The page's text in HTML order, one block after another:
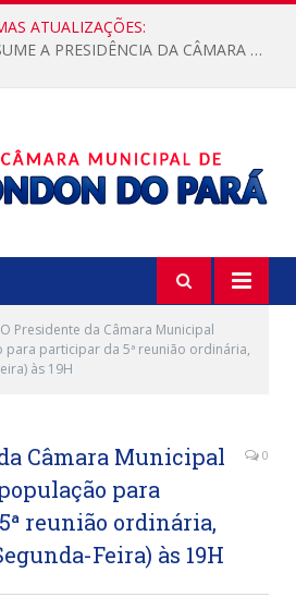
ATUALIZAÇÕES:
VEREADORA KEILA ASSUME A PRESIDÊNCIA DA CÂMARA MUNICIPAL.
O Presidente da Câmara Municipal
participar da 5ª reunião ordinária,
às 19H
Câmara Municipal
para
reunião ordinária,
Feira) às 19H
0